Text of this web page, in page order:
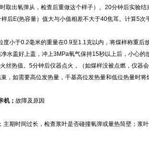
取出氧弹从，检查后重做这个样子）。20分钟后实验
后E(热容量）值大与小值相差不大于40焦耳。计算5次
小于0.2毫米的重量在0.9至1.1克以内，将煤样称重后
水盖好上盖，冲上3MPa氧气保持15秒以上后，小心的
丝热值。5分钟后仪器点火，（如煤样没被点燃，仪器
，如需要高位发热量，干基高位发热量和低位热量时
机； 故障及原因
期时间过长，检查浆叶是否碰撞氧弹或量热筒壁；浆